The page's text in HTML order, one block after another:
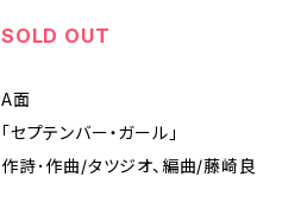
SOLD OUT
A面
「セプテンバー・ガール」
作詩･作曲/タツジオ、編曲/藤崎良